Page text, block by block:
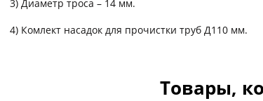
3) Диаметр троса – 14 мм.
4) Комлект насадок для прочистки труб Д110 мм.
Товары,